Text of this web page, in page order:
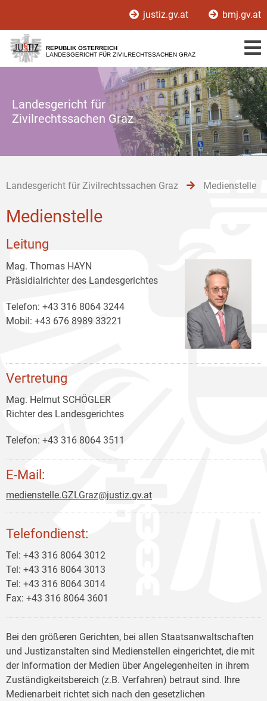
[1]
[2]
[3]
justiz.gv.at bmj.gv.at
REPUBLIK ÖSTERREICH
LANDESGERICHT FÜR ZIVILRECHTSSACHEN GRAZ
Landesgericht für
Zivilrechtssachen Graz
Landesgericht für Zivilrechtssachen Graz Medienstelle
Medienstelle
Leitung
Mag. Thomas HAYN
Präsidialrichter des Landesgerichtes
Telefon: +43 316 8064 3244
Mobil: +43 676 8989 33221
Vertretung
Mag. Helmut SCHÖGLER
Richter des Landesgerichtes
Telefon: +43 316 8064 3511
E-Mail:
medienstelle.GZLGraz@justiz.gv.at
Telefondienst:
Tel: +43 316 8064 3012
Tel: +43 316 8064 3013
Tel: +43 316 8064 3014
Fax: +43 316 8064 3601
Bei den größeren Gerichten, bei allen Staatsanwaltschaften
und Justizanstalten sind Medienstellen eingerichtet, die mit
der Information der Medien über Angelegenheiten in ihrem
Zuständigkeitsbereich (z.B. Verfahren) betraut sind. Ihre
Medienarbeit richtet sich nach den gesetzlichen